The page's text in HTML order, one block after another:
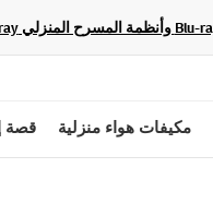
مكيفات هواء منزلية قصة